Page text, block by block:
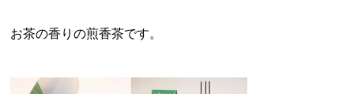
お茶の香りの煎香茶です。